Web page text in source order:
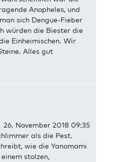
Anopheles, und
sich Dengue-Fieber
würden die Biester die
Einheimischen. Wir
Alles gut
26. November 2018 09:35
als die Pest.
wie die Yanomami
stolzen,